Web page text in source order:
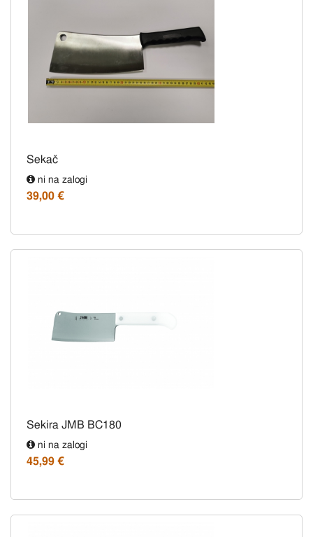
Sekač
ni na zalogi
39,00 €
Sekira JMB BC180
ni na zalogi
45,99 €